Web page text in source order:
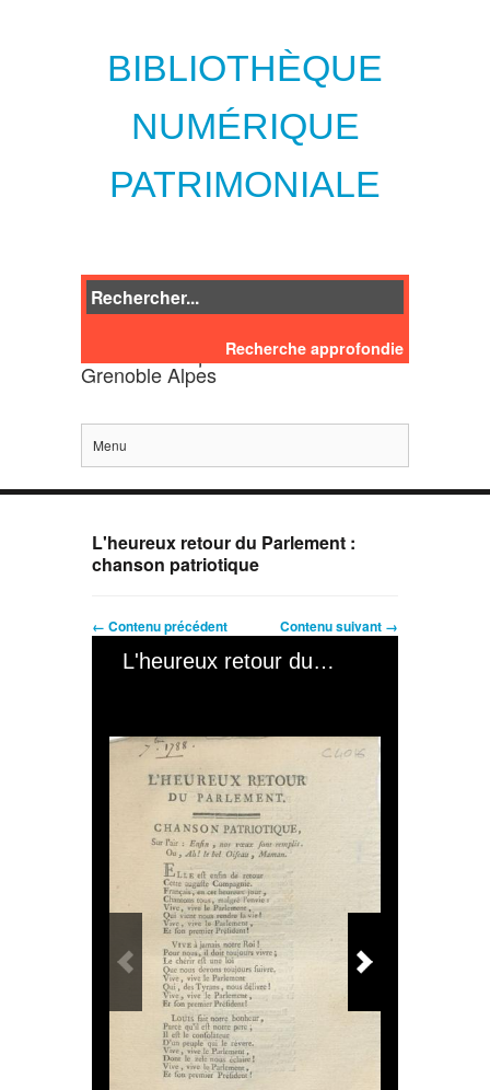
BIBLIOTHÈQUE
NUMÉRIQUE
PATRIMONIALE
des bibliothèques de l'Université
Grenoble Alpes
Recherche approfondie
Menu
L'heureux retour du Parlement :
chanson patriotique
← Contenu précédent Contenu suivant →